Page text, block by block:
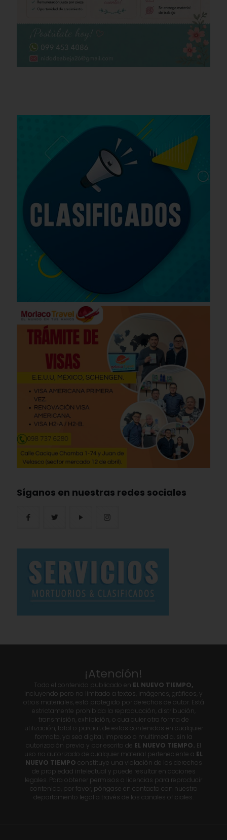
Síganos en nuestras redes sociales
¡Atención!
Todo el contenido publicado en EL NUEVO TIEMPO,
incluyendo pero no limitado a textos, imágenes, gráficos, y
otros materiales, está protegido por derechos de autor. Está
estrictamente prohibida la reproducción, distribución,
transmisión, exhibición, o cualquier otra forma de
utilización, total o parcial, de estos contenidos en cualquier
formato, ya sea digital, impreso o multimedia, sin la
autorización previa y por escrito de EL NUEVO TIEMPO. El
uso no autorizado de cualquier material perteneciente a EL
NUEVO TIEMPO constituye una violación de los derechos
de propiedad intelectual y puede resultar en acciones
legales. Para obtener permisos o licencias para reproducir
contenido, por favor, póngase en contacto con nuestro
departamento legal a través de los canales oficiales.